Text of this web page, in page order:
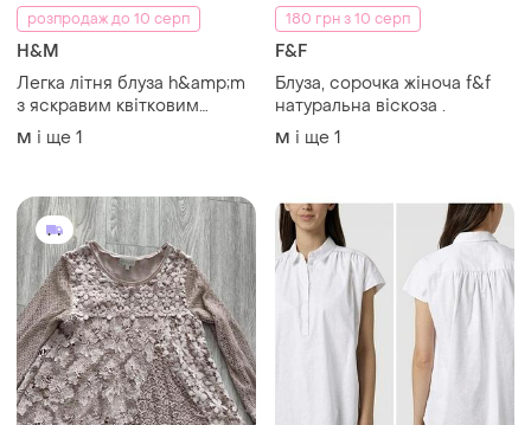
розпродаж до 10 серп
H&M
Легка літня блуза h&amp;m
з яскравим квітковим
принтом віскоза
M і ще 1
180 грн з 10 серп
F&F
Блуза, сорочка жіноча f&f
натуральна віскоза .
M і ще 1